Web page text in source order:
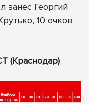
занес Георгий
10 очков
(Краснодар)